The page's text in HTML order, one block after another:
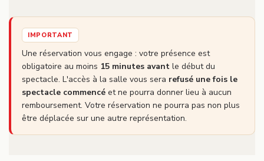
IMPORTANT
Une réservation vous engage : votre présence est
obligatoire au moins 15 minutes avant le début du
spectacle. L'accès à la salle vous sera refusé une fois le
spectacle commencé et ne pourra donner lieu à aucun
remboursement. Votre réservation ne pourra pas non plus
être déplacée sur une autre représentation.